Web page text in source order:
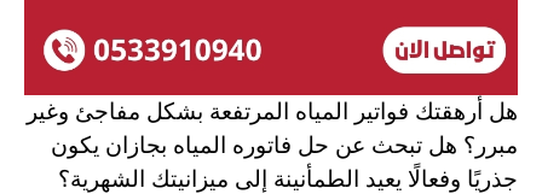
هل أرهقتك فواتير المياه المرتفعة بشكل مفاجئ وغير
مبرر؟ هل تبحث عن حل فاتوره المياه بجازان يكون
جذريًا وفعالًا يعيد الطمأنينة إلى ميزانيتك الشهرية؟